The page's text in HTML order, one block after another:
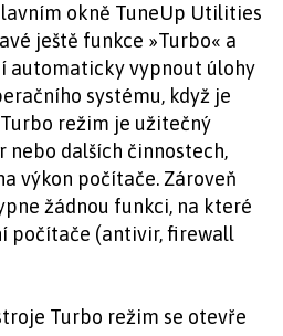
okně TuneUp Utilities
ještě funkce »Turbo« a
automaticky vypnout úlohy
systému, když je
režim je užitečný
dalších činnostech,
výkon počítače. Zároveň
žádnou funkci, na které
počítače (antivir, firewall
Turbo režim se otevře